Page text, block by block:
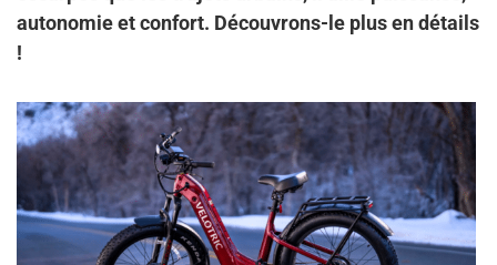
autonomie et confort. Découvrons-le plus en détails
!